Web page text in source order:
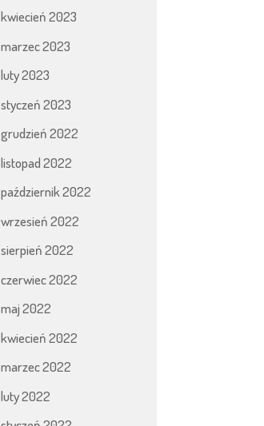
kwiecień 2023
marzec 2023
luty 2023
styczeń 2023
grudzień 2022
listopad 2022
październik 2022
wrzesień 2022
sierpień 2022
czerwiec 2022
maj 2022
kwiecień 2022
marzec 2022
luty 2022